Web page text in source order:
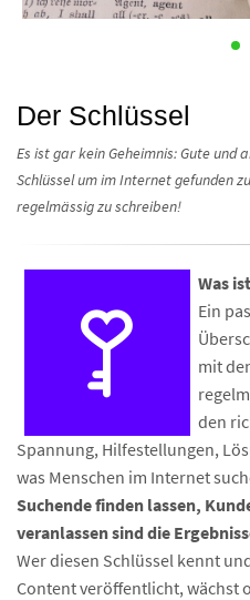
Der Schlüssel
Es ist gar kein Geheimnis: Gute
Schlüssel um im Internet gefunden
regelmässig zu schreiben!
Was
Ein
mit
den
Spannung, Hilfestellungen,
was Menschen im Internet
Suchende finden lassen,
veranlassen sind die
Wer diesen Schlüssel kennt
Content veröffentlicht, wächst